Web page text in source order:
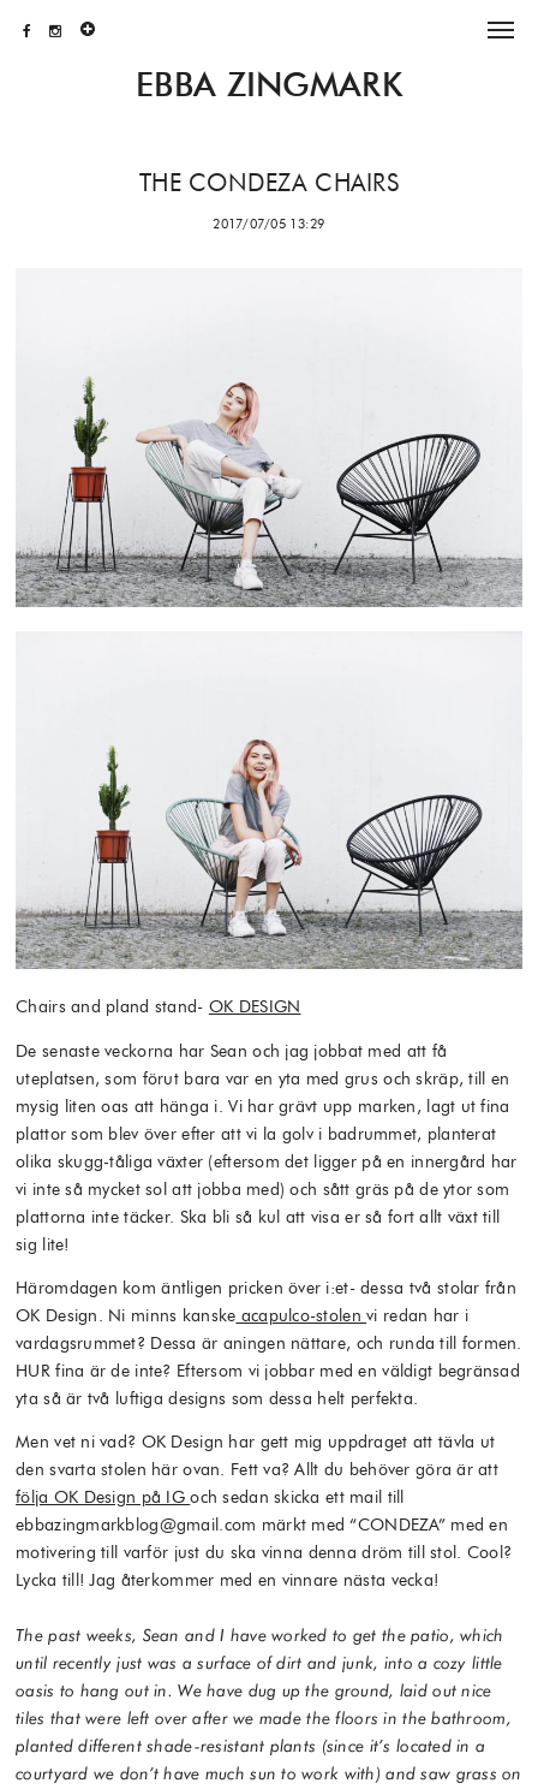
EBBA ZINGMARK
THE CONDEZA CHAIRS
2017/07/05 13:29
Chairs and pland stand- OK DESIGN
De senaste veckorna har Sean och jag jobbat med att få
uteplatsen, som förut bara var en yta med grus och skräp, till en
mysig liten oas att hänga i. Vi har grävt upp marken, lagt ut fina
plattor som blev över efter att vi la golv i badrummet, planterat
olika skugg-tåliga växter (eftersom det ligger på en innergård har
vi inte så mycket sol att jobba med) och sått gräs på de ytor som
plattorna inte täcker. Ska bli så kul att visa er så fort allt växt till
sig lite!
Häromdagen kom äntligen pricken över i:et- dessa två stolar från
OK Design. Ni minns kanske acapulco-stolenvi redan har i
vardagsrummet? Dessa är aningen nättare, och runda till formen.
HUR fina är de inte? Eftersom vi jobbar med en väldigt begränsad
yta så är två luftiga designs som dessa helt perfekta.
Men vet ni vad? OK Design har gett mig uppdraget att tävla ut
den svarta stolen här ovan. Fett va? Allt du behöver göra är att
följa OK Design på IGoch sedan skicka ett mail till
ebbazingmarkblog@gmail.com märkt med “CONDEZA” med en
motivering till varför just du ska vinna denna dröm till stol. Cool?
Lycka till! Jag återkommer med en vinnare nästa vecka!
The past weeks, Sean and I have worked to get the patio, which
until recently just was a surface of dirt and junk, into a cozy little
oasis to hang out in. We have dug up the ground, laid out nice
tiles that were left over after we made the floors in the bathroom,
planted different shade-resistant plants (since it’s located in a
courtyard we don’t have much sun to work with) and saw grass on